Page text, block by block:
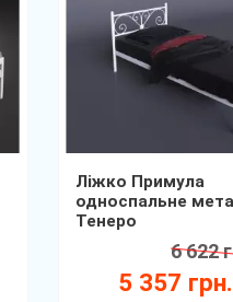
Ліжко Примула
односпальне
Тенеро
5 357
6 622